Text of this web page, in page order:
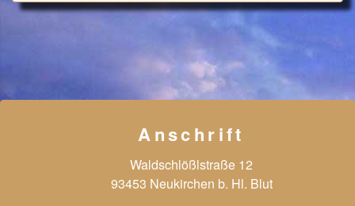
Anschrift
Waldschlößlstraße 12
93453 Neukirchen b. Hl. Blut